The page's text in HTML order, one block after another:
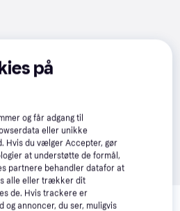
på
og får adgang til
eller unikke
Hvis du vælger Accepter, gør
at understøtte de formål,
partnere behandler datafor at
alle eller trækker dit
de. Hvis trackere er
og annoncer, du ser, muligvis